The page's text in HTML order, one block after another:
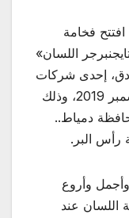
فخامة
اللسان»
إحدى شركات
وزارة قطاع الأعمال العام، في 3 ديسمبر 2019، وذلك
دمياط..
رأس البر.
وأروع
عند